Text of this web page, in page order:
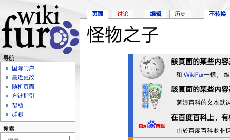
怪物之子
該頁面的某些内
和 WikiFur一樣，
該頁面的某些内
萌娘百科的文本默
在百度百科 上，
由於百度百科並非
页面 讨论 编辑 历史 不转换
导航
国际门户
最近更改
随机页面
方针指引
帮助
群聊
搜索